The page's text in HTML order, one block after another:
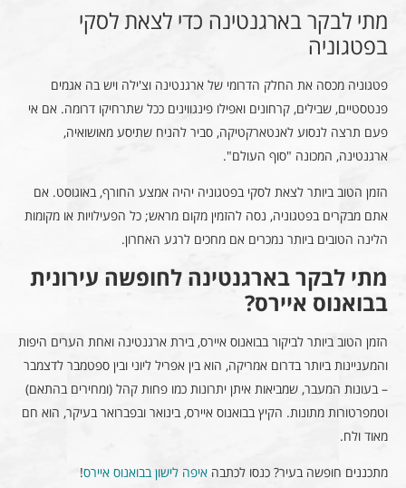
מתי לבקר בארגנטינה כדי לצאת לסקי
בפטגוניה
פטגוניה מכסה את החלק הדרומי של ארגנטינה וצ'ילה ויש בה אגמים
פנטסטיים, שבילים, קרחונים ואפילו פינגווינים ככל שתרחיקו דרומה. אם אי
פעם תרצה לנסוע לאנטארקטיקה, סביר להניח שתיסע מאושואיה,
ארגנטינה, המכונה "סוף העולם".
הזמן הטוב ביותר לצאת לסקי בפטגוניה יהיה אמצע החורף, באוגוסט. אם
אתם מבקרים בפטגוניה, נסה להזמין מקום מראש; כל הפעילויות או מקומות
הלינה הטובים ביותר נמכרים אם מחכים לרגע האחרון.
מתי לבקר בארגנטינה לחופשה עירונית
בבואנוס איירס?
הזמן הטוב ביותר לביקור בבואנוס איירס, בירת ארגנטינה ואחת הערים היפות
והמעניינות ביותר בדרום אמריקה, הוא בין אפריל ליוני ובין ספטמבר לדצמבר
– בעונות המעבר, שמביאות איתן יתרונות כמו פחות קהל (ומחירים בהתאם)
וטמפרטורות מתונות. הקיץ בבואנוס איירס, בינואר ובפברואר בעיקר, הוא חם
מאוד ולח.
מתכננים חופשה בעיר? כנסו לכתבה איפה לישון בבואנוס איירס!